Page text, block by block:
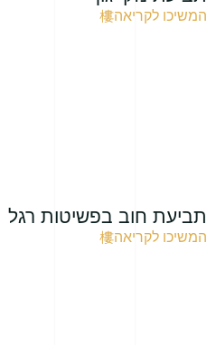
המשיכו לקריאה
תביעת חוב בפשיטות רגל
המשיכו לקריאה